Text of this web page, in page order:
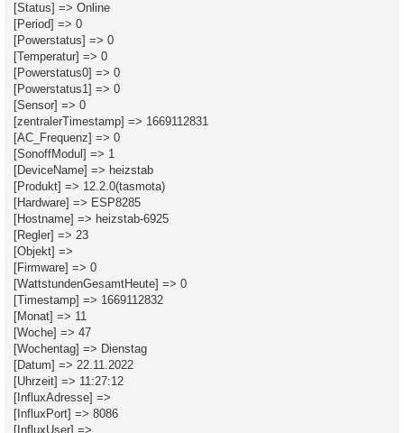
[Status] => Online
[Period] => 0
[Powerstatus] => 0
[Temperatur] => 0
[Powerstatus0] => 0
[Powerstatus1] => 0
[Sensor] => 0
[zentralerTimestamp] => 1669112831
[AC_Frequenz] => 0
[SonoffModul] => 1
[DeviceName] => heizstab
[Produkt] => 12.2.0(tasmota)
[Hardware] => ESP8285
[Hostname] => heizstab-6925
[Regler] => 23
[Objekt] =>
[Firmware] => 0
[WattstundenGesamtHeute] => 0
[Timestamp] => 1669112832
[Monat] => 11
[Woche] => 47
[Wochentag] => Dienstag
[Datum] => 22.11.2022
[Uhrzeit] => 11:27:12
[InfluxAdresse] =>
[InfluxPort] => 8086
[InfluxUser] =>